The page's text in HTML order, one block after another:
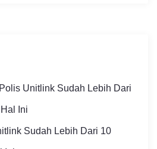
Polis Unitlink Sudah Lebih Dari
Ini
Sudah Lebih Dari 10